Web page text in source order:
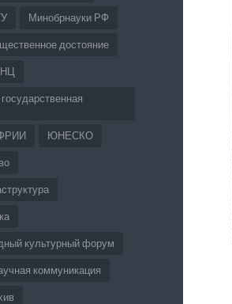
Минобрнауки РФ
достояние
ЮНЕСКО
культурный форум
коммуникация